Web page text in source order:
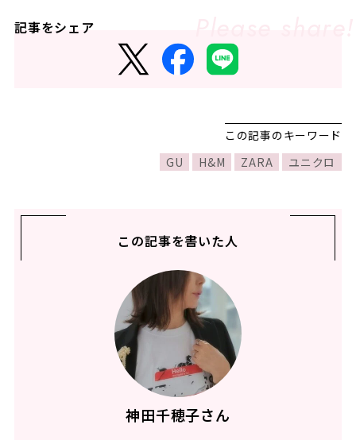
記事をシェア
この記事のキーワード
GU
H&M ZARA ユニクロ
この記事を書いた人
神田千穂子さん